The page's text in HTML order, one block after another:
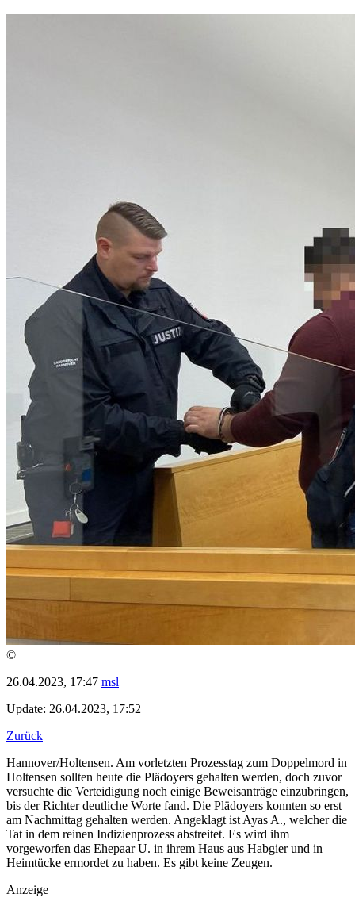
©
26.04.2023, 17:47 msl
Update: 26.04.2023, 17:52
Zurück
Hannover/Holtensen. Am vorletzten Prozesstag zum Doppelmord in
Holtensen sollten heute die Plädoyers gehalten werden, doch zuvor
versuchte die Verteidigung noch einige Beweisanträge einzubringen,
bis der Richter deutliche Worte fand. Die Plädoyers konnten so erst
am Nachmittag gehalten werden. Angeklagt ist Ayas A., welcher die
Tat in dem reinen Indizienprozess abstreitet. Es wird ihm
vorgeworfen das Ehepaar U. in ihrem Haus aus Habgier und in
Heimtücke ermordet zu haben. Es gibt keine Zeugen.
Anzeige